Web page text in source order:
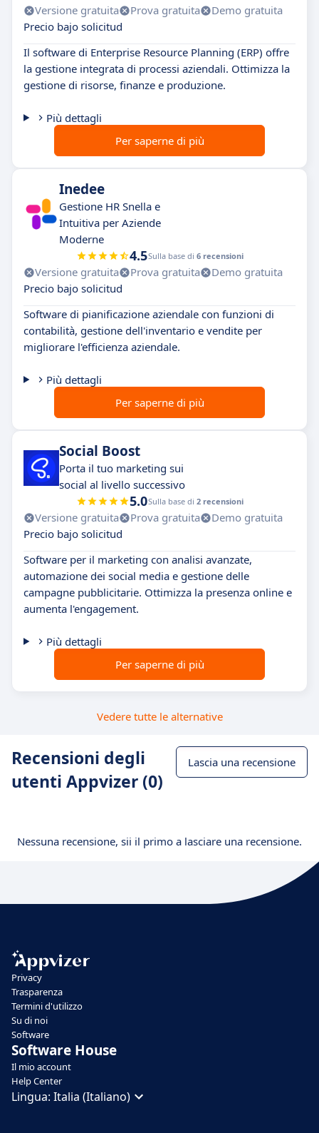
Versione gratuita Prova gratuita
Demo gratuita
Precio bajo solicitud
Il software di Enterprise Resource Planning (ERP) offre
la gestione integrata di processi aziendali. Ottimizza la
gestione di risorse, finanze e produzione.
Più dettagli
Per saperne di più
Inedee
Gestione HR Snella e
Intuitiva per Aziende
Moderne
4.5Sulla base di 6 recensioni
Versione gratuita Prova gratuita
Demo gratuita
Precio bajo solicitud
Software di pianificazione aziendale con funzioni di
contabilità, gestione dell'inventario e vendite per
migliorare l'efficienza aziendale.
Più dettagli
Per saperne di più
Social Boost
Porta il tuo marketing sui
social al livello successivo
5.0Sulla base di 2 recensioni
Versione gratuita Prova gratuita
Demo gratuita
Precio bajo solicitud
Software per il marketing con analisi avanzate,
automazione dei social media e gestione delle
campagne pubblicitarie. Ottimizza la presenza online e
aumenta l'engagement.
Più dettagli
Per saperne di più
Vedere tutte le alternative
Recensioni degli
utenti Appvizer (0)
Lascia una recensione
Nessuna recensione, sii il primo a lasciare una recensione.
Privacy
Trasparenza
Termini d'utilizzo
Su di noi
Software
Software House
Il mio account
Help Center
Lingua: Italia (Italiano)